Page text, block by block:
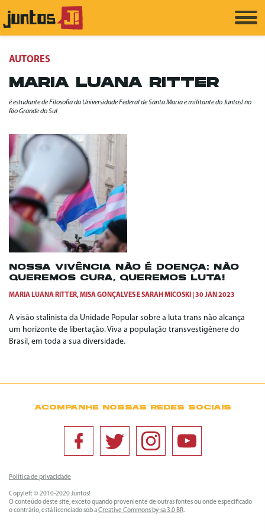
AUTORES
MARIA LUANA RITTER
é estudante de Filosofia da Universidade Federal de Santa Maria e militante do Juntos! no
Rio Grande do Sul
NOSSA VIVÊNCIA NÃO É DOENÇA: NÃO
QUEREMOS CURA, QUEREMOS LUTA!
MARIA LUANA RITTER,MISA GONÇALVES ESARAH MICOSKI 30 JAN 2023
A visão stalinista da Unidade Popular sobre a luta trans não alcança
um horizonte de libertação. Viva a população transvestigênere do
Brasil, em toda a sua diversidade.
ACOMPANHE NOSSAS REDES SOCIAIS
Política de privacidade
Copyleft © 2010-2020 Juntos!
O conteúdo deste site, exceto quando proveniente de outras fontes ou onde especificado
o contrário, está licenciado sob aCreative Commons by-sa 3.0 BR.